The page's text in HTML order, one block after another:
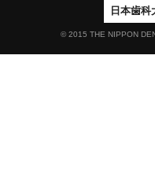
日本歯科
© 2015 THE NIPPON